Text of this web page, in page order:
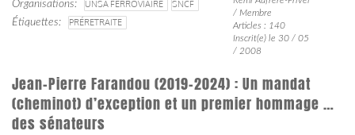
Organisations UNSA FERROVIAIRE
SNCF
Étiquettes
PRÉRETRAITE
/ Membre
Articles : 140
Inscrit(e) le 30 / 05
/ 2008
Jean-Pierre Farandou (2019-2024) : Un mandat
(cheminot) d’exception et un premier hommage …
des sénateurs